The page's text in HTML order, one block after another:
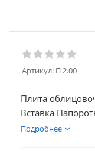
Артикул: П 2.00
Плита
Вставка
Подробнее